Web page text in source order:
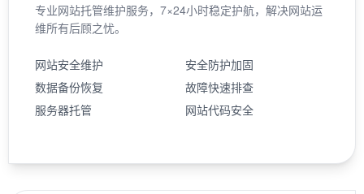
专业网站托管维护服务，7×24小时稳定护航，解决网站运
维所有后顾之忧。
网站安全维护
安全防护加固
数据备份恢复
故障快速排查
服务器托管
网站代码安全